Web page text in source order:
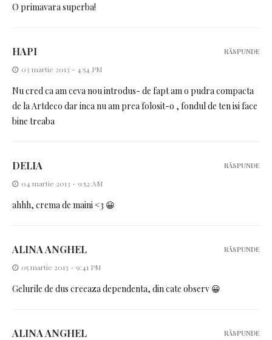
O primavara superba!
HAPI
03 martie 2013 - 4:54 PM
Nu cred ca am ceva nou introdus- de fapt am o pudra compacta
de la Artdeco dar inca nu am prea folosit-o , fondul de ten isi face
bine treaba
RĂSPUNDE
DELIA
04 martie 2013 - 9:52 AM
ahhh, crema de maini <3 😀
RĂSPUNDE
ALINA ANGHEL
05 martie 2013 - 9:41 PM
Gelurile de dus creeaza dependenta, din cate observ 😀
RĂSPUNDE
ALINA ANGHEL RĂSPUNDE